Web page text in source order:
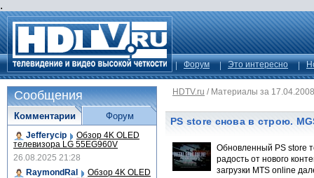
.
Форум Это интересно
HDTV.ru / Материалы за 17.04.2008
PS store снова в строю.
Обновленный PS store
радость от нового
загрузки MTS online
Сообщения
Комментарии
Jefferycip Обзор 4K OLED
телевизора LG 55EG960V
26.08.2025 21:28
RaymondRal
Обзор 4K OLED
Форум